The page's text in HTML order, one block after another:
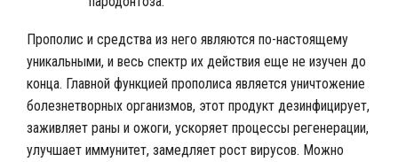
Прополис и средства из него являются по-настоящему
уникальными, и весь спектр их действия еще не изучен до
конца. Главной функцией прополиса является уничтожение
болезнетворных организмов, этот продукт дезинфицирует,
заживляет раны и ожоги, ускоряет процессы регенерации,
улучшает иммунитет, замедляет рост вирусов. Можно